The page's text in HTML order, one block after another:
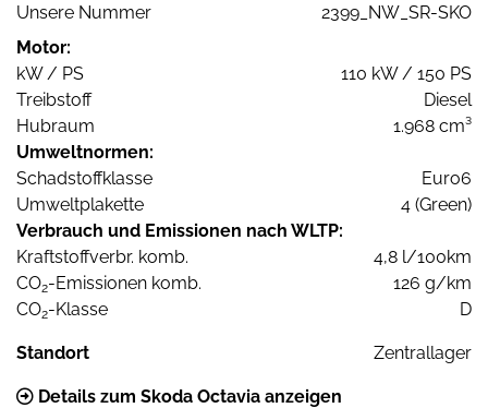
Unsere Nummer
2399_NW_SR-SKO
Motor:
kW / PS
110 kW / 150 PS
Treibstoff
Diesel
Hubraum
1.968 cm³
Umweltnormen:
Schadstoffklasse
Euro6
Umweltplakette
4 (Green)
Verbrauch und Emissionen nach WLTP:
Kraftstoffverbr. komb.
4,8 l/100km
CO2-Emissionen komb.
126 g/km
CO2-Klasse D
Standort Zentrallager
Details zum Skoda Octavia anzeigen